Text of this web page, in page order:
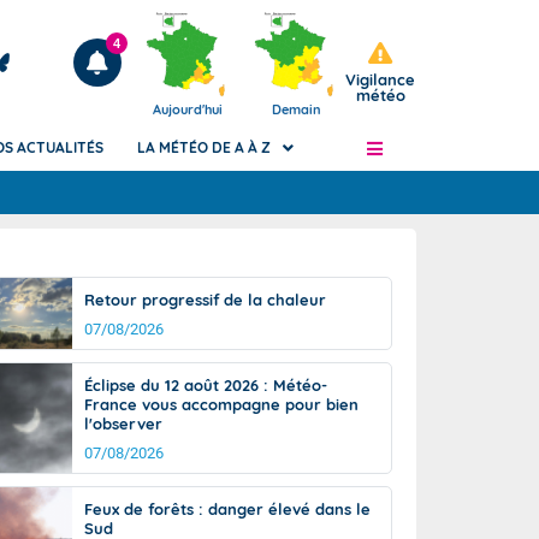
Articles
4
Aujourd'hui Demain
Vigilance
météo
de
Phénomènes dangereux de J+2 à J+7
Avertissement pluies intenses à l'échelle
des communes (Apic)
Bulletins Marine
Bulletins d'estimation du risque
d'avalanche
Météo des forêts
Vigicrues
ACTUALITÉS LA MÉTÉO DE A À Z
Retour progressif de la chaleur
07/08/2026
Éclipse du 12 août 2026 : Météo-
France vous accompagne pour bien
l'observer
07/08/2026
Feux de forêts : danger élevé dans le
Sud